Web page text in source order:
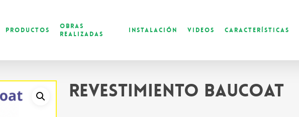
Productos
Obras
Realizadas
Instalación Videos Características
Revestimiento Baucoat